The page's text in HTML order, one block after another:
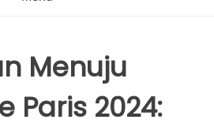
Menuju
Paris 2024: